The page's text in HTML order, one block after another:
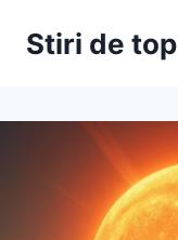
Stiri de top